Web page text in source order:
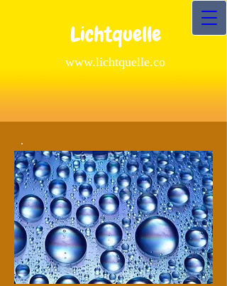
Lichtquelle
www.lichtquelle.co